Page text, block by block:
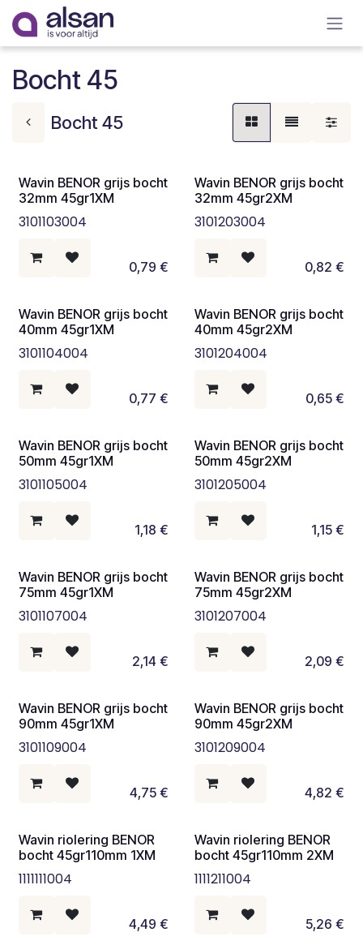
Overslaan naar inhoud
Bocht 45
Bocht 45
Wavin BENOR grijs bocht
32mm 45gr1XM
3101103004
0,79 €
Wavin BENOR grijs bocht
32mm 45gr2XM
3101203004
0,82 €
Wavin BENOR grijs bocht
40mm 45gr1XM
3101104004
0,77 €
Wavin BENOR grijs bocht
40mm 45gr2XM
3101204004
0,65€
Wavin BENOR grijs bocht
50mm 45gr1XM
3101105004
1,18 €
Wavin BENOR grijs bocht
50mm 45gr2XM
3101205004
1,15€
Wavin BENOR grijs bocht
75mm 45gr1XM
3101107004
2,14 €
Wavin BENOR grijs bocht
75mm 45gr2XM
3101207004
2,09 €
Wavin BENOR grijs bocht
90mm 45gr1XM
3101109004
4,75€
Wavin BENOR grijs bocht
90mm 45gr2XM
3101209004
4,82 €
Wavin riolering BENOR
bocht 45gr110mm 1XM
1111111004
4,49 €
Wavin riolering BENOR
bocht 45gr110mm 2XM
1111211004
5,26 €